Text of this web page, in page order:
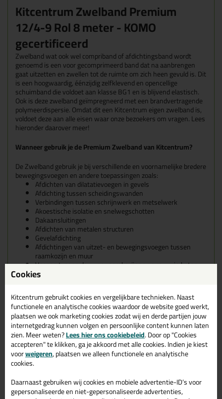
Kitcentrum Zwelband Premium
12/4-9 Rol 8 meter - KOMO
gecertificeerd
Zwelband wat ook wel compriband of afdichtingsband wordt
genoemd is een voor gecomprimeerd band dat na aanbrengen
gaat uitzetten en zwellen tot de ruimte om zich heen gevuld is. Dit
is een hoogwaardig, éénzijdig zelfklevend en opencellige
schuimband die voldoet aan klasse BG1 en is blijvend elastisch.
Ook is deze zwelband geïmpregneerd met een brandvertragende
polymeerdispersie. Omdat dit een Kitcentrum eigen zwelband is,
voldoet deze aan alle eisen waar onze bezoekers om vragen. Lees
hieronder daarover meer!
Wanneer gebruik je de Premium Zwelband van Kitcentrum?
De Zwelband gebruik je bij verschillende en voornamelijke bredere
bewegingsvoegen en andere toepassingen zoals:
Afdichten van dilatatievoegen in gevels
Afdichting tussen scheidingswanden
Verbindingen tussen schrijnwerk en metselwerk
Akoestische isolatie en snelwegschotten
Dakaansluitingen
Afdichten van metalen structuren
Gevelafdichting
Afdichtingen van uitzet- en bewegingsvoegen tussen
raamkozijn en muur
Voegen tussen deur- en raamkozijnen en muur, in beton-
en staalbouw, houtbouw, etc
Te gebruiken als tochtband bij ramen en deuren
En veel meer!
Ideale situatie💡
De ideale voeg voor deze zwelband is tussen de 4 en 9 mm breed.
Kenmerken
Slagregendicht
10 jarige functionaliteitgarantie (1)
10 jaar tegen gecontroleerde weersomstandigheden
Cookies
Kitcentrum gebruikt cookies en vergelijkbare technieken. Naast
functionele en analytische cookies waardoor de website goed werkt,
plaatsen we ook marketing cookies zodat wij en derde partijen jouw
internetgedrag kunnen volgen en persoonlijke content kunnen laten
zien. Meer weten?Lees hier ons cookiebeleid. Door op "Cookies
accepteren" te klikken, ga je akkoord met alle cookies. Indien je kiest
voorweigeren, plaatsen we alleen functionele en analytische
cookies.
Daarnaast gebruiken wij cookies en mobiele advertentie-ID’s voor
gepersonaliseerde en niet-gepersonaliseerde advertenties,